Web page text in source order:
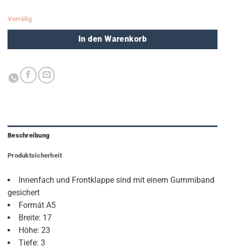
Vorrätig
In den Warenkorb
Beschreibung
Produktsicherheit
Innenfach und Frontklappe sind mit einem Gummiband
gesichert
Formát A5
Breite: 17
Höhe: 23
Tiefe: 3